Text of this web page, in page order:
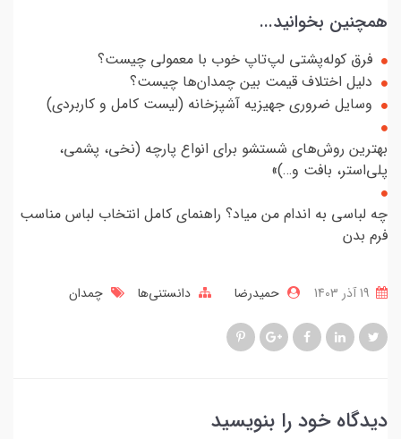
همچنین بخوانید...
فرق کوله‌پشتی لپ‌تاپ خوب با معمولی چیست؟
دلیل اختلاف قیمت بین چمدان‌ها چیست؟
وسایل ضروری جهیزیه آشپزخانه (لیست کامل و کاربردی)
بهترین روش‌های شستشو برای انواع پارچه (نخی، پشمی،
پلی‌استر، بافت و…)»
چه لباسی به اندام من میاد؟ راهنمای کامل انتخاب لباس مناسب
فرم بدن
حمیدرضا دانستنی‌ها چمدان
دیدگاه خود را بنویسید